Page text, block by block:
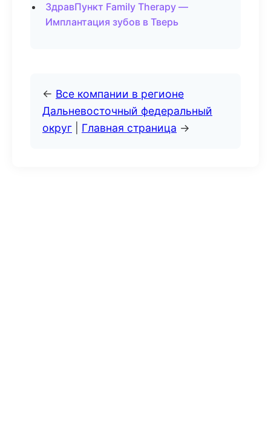
ЗдравПункт Family Therapy —
Имплантация зубов в Тверь
← Все компании в регионе
Дальневосточный федеральный
округ
Главная страница →